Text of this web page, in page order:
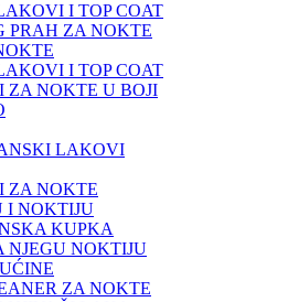
I TOP COAT
PRAH ZA NOKTE
I TOP COAT
ZA NOKTE U BOJI
LAKOVI
ZA NOKTE
I NOKTIJU
KUPKA
NJEGU NOKTIJU
ZA NOKTE